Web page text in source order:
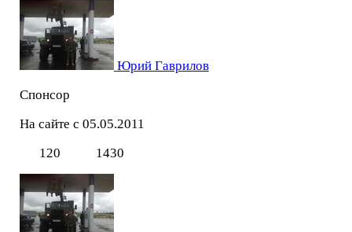
Юрий Гаврилов
Спонсор
На сайте с 05.05.2011
120
1430